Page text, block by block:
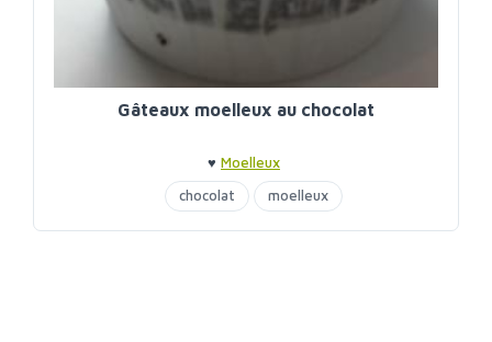
Gâteaux moelleux au chocolat
♥ Moelleux
chocolat
moelleux